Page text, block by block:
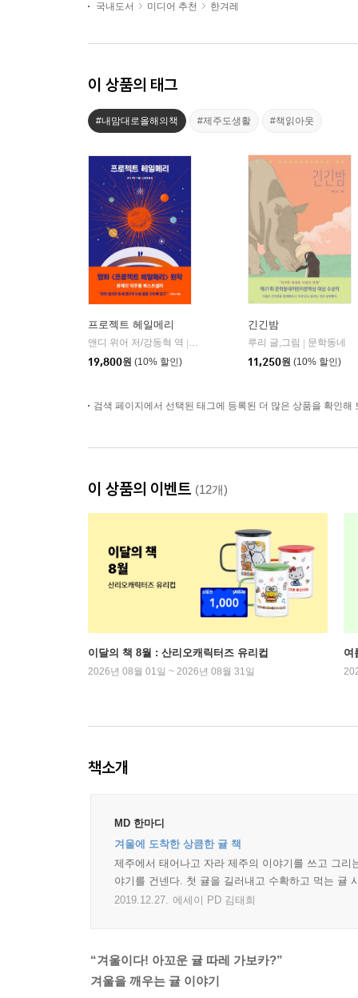
국내도서 미디어 추천 한겨레
이 상품의 태그
#내맘대로올해의책 #제주도생활 #책읽아웃
프로젝트 헤일메리
앤디 위어 저/강동혁 역
알에이치코리아(RHK)
19,800원 (10% 할인)
긴긴밤
루리 글,그림
문학동네
11,250원 (10% 할인)
검색 페이지에서 선택된 태그에 등록된 더 많은 상품을 확인해
이 상품의 이벤트 (12개)
이달의 책 8월 : 산리오캐릭터즈 유리컵
2026년 08월 01일 ~ 2026년 08월 31일
여
책소개
MD 한마디
겨울에 도착한 상큼한 귤 책
제주에서 태어나고 자라 제주의 이야기를 쓰고 그
야기를 건넨다. 첫 귤을 길러내고 수확하고 먹는 귤
2019.12.27. 에세이 PD 김태희
“겨울이다! 아꼬운 귤 따레 가보카?”
겨울을 깨우는 귤 이야기